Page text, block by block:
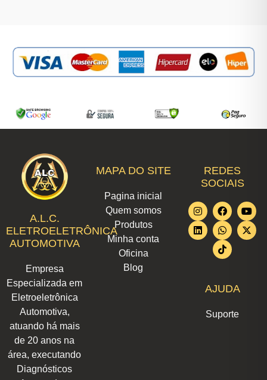
A.L.C.
ELETROELETRÔNICA
AUTOMOTIVA
Empresa
Especializada em
Eletroeletrônica
Automotiva,
atuando há mais
de 20 anos na
área, executando
Diagnósticos
MAPA DO SITE
Pagina inicial
Quem somos
Produtos
Minha conta
Oficina
Blog
REDES
SOCIAIS
I
n
s
t
F
a
c
e
b
o
Y
o
u
t
L
i
n
k
W
h
a
t
s
a
X
-
t
w
T
i
k
t
o
k
AJUDA
Suporte